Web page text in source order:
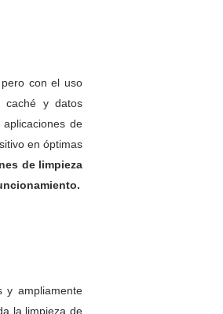
con el uso
caché y datos
de
en óptimas
de limpieza
y ampliamente
la limpieza de